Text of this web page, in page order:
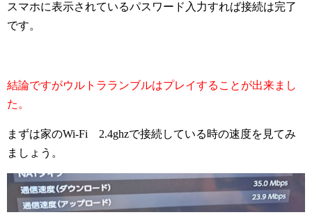
スマホに表示されているパスワード入力すれば接続は完了
です。
結論ですがウルトラランブルはプレイすることが出来まし
た。
まずは家のWi-Fi 2.4ghzで接続している時の速度を見てみ
ましょう。